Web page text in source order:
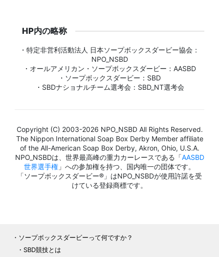
HP内の略称
・特定非営利活動法人 日本ソープボックスダービー協会：
NPO_NSBD
・オールアメリカン・ソープボックスダービー：AASBD
・ソープボックスダービー：SBD
・SBDナショナルチーム選考会：SBD_NT選考会
Copyright (C) 2003-2026 NPO_NSBD All Rights Reserved.
The Nippon International Soap Box Derby Member affiliate
of the All-American Soap Box Derby, Akron, Ohio, U.S.A.
NPO_NSBDは、世界最高峰の重力カーレースである「AASBD
世界選手権 」への参加権を持つ、国内唯一の団体です。
「ソープボックスダービー®」はNPO_NSBDが使用許諾を受
けている登録商標です。
ソープボックスダービーって何ですか？
SBD競技とは